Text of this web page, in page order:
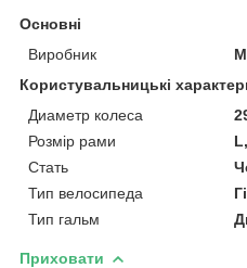
Основні
Виробник
Користувальницькі
Диаметр колеса
Розмір рами
Стать
Тип велосипеда
Тип гальм
Приховати